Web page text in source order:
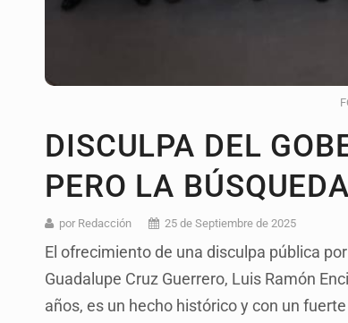
DISCULPA DEL
PERO LA
por Redacción 25 de Septiembre de 2025
El ofrecimiento de una disculpa pública
Guadalupe Cruz Guerrero, Luis Ramón
años, es un hecho histórico y con un